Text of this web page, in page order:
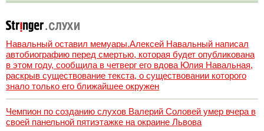
Навальный оставил мемуары.Алексей Навальный написал
автобиографию перед смертью, которая будет опубликована
в этом году, сообщила в четверг его вдова Юлия Навальная,
раскрыв существование текста, о существовании которого
знало только его ближайшее окружен
Чемпион по созданию слухов Валерий Соловей умер вчера в
своей панельной пятиэтажке на окраине Львова